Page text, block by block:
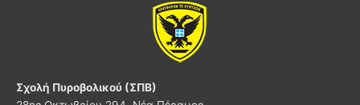
Σχολή Πυροβολικού (ΣΠΒ)